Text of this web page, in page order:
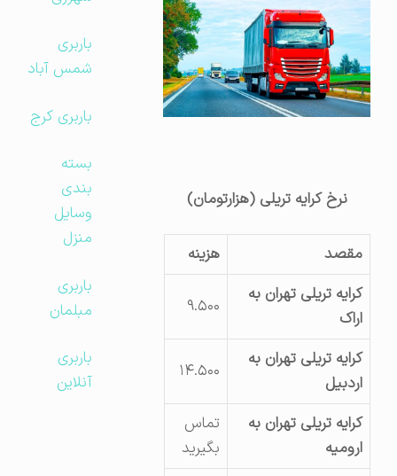
نرخ کرایه تریلی (هزارتومان)
مقصد
هزینه
کرایه تریلی تهران به
۹.۵۰۰
کرایه تریلی تهران به
اردبیل
۱۴.۵۰۰
کرایه تریلی تهران به
ارومیه
تماس
بگیرید
باربری
شمس آباد
باربری کرج
بسته
بندی
وسایل
منزل
باربری
مبلمان
باربری
آنلاین